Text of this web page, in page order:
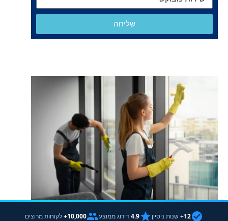
שליחה
12+ שנות ניסיון 4.9דירוג ממוצע 10,000+
לקוחות מרוצים